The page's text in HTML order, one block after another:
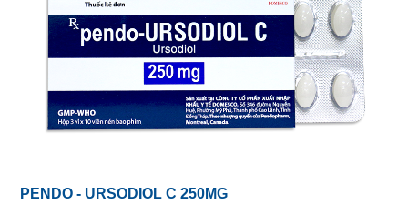
PENDO - URSODIOL C 250MG